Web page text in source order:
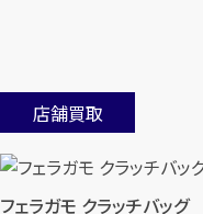
店舗買取
フェラガモ クラッチバッグ